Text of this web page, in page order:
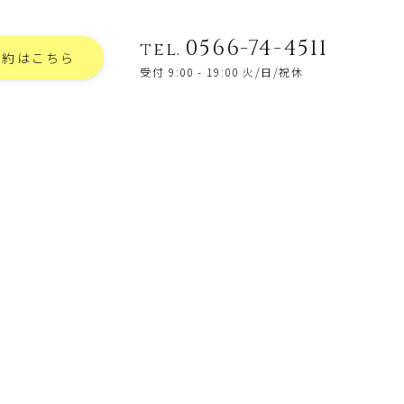
はこちら tel. 0566-74-4511
受付 9:00 - 19:00 火/日/祝休